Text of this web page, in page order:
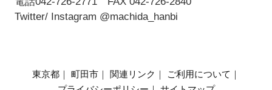
Twitter/ Instagram @machida_hanbi
東京都 ｜ 町田市 ｜ 関連リンク ｜ ご利用について ｜